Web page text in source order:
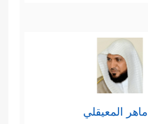
ماهر المعيقلي